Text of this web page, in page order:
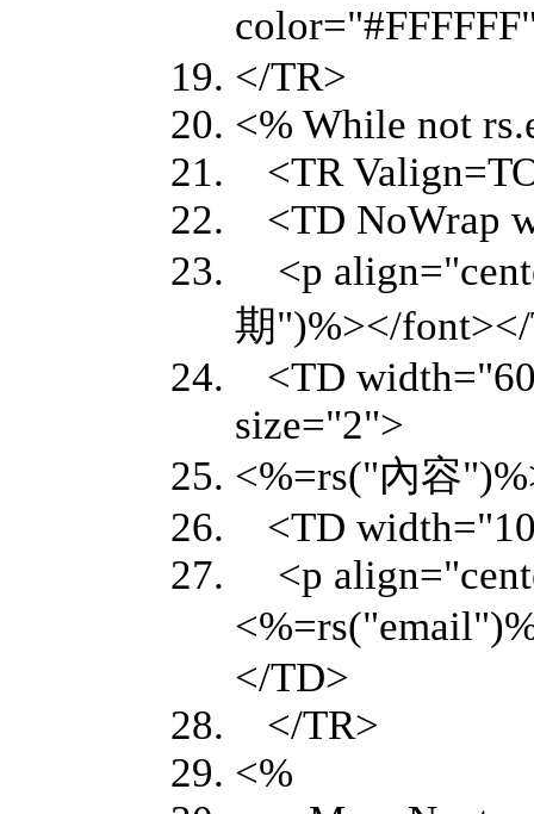
</TR>
<% While not
<TR
<TD NoWrap
<p
期")%></
<TD
size="2">
<%=rs("內容
<TD
<p
</TD>
</TR>
<%